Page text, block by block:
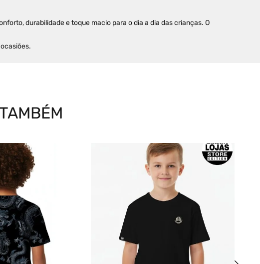
durabilidade e toque macio para o dia a dia das crianças. O